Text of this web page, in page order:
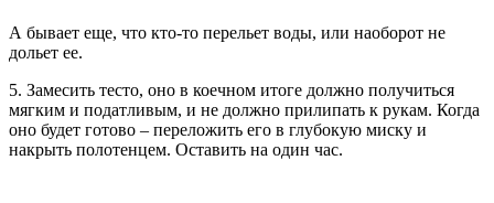
А бывает еще, что кто-то перельет воды, или наоборот не
дольет ее.
5. Замесить тесто, оно в коечном итоге должно получиться
мягким и податливым, и не должно прилипать к рукам. Когда
оно будет готово – переложить его в глубокую миску и
накрыть полотенцем. Оставить на один час.